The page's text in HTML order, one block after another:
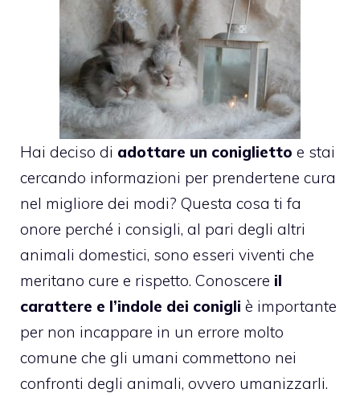
Hai deciso di adottare un coniglietto e stai
cercando informazioni per prendertene cura
nel migliore dei modi? Questa cosa ti fa
onore perché i consigli, al pari degli altri
animali domestici, sono esseri viventi che
meritano cure e rispetto. Conoscere il
carattere e l’indole dei conigli è importante
per non incappare in un errore molto
comune che gli umani commettono nei
confronti degli animali, ovvero umanizzarli.